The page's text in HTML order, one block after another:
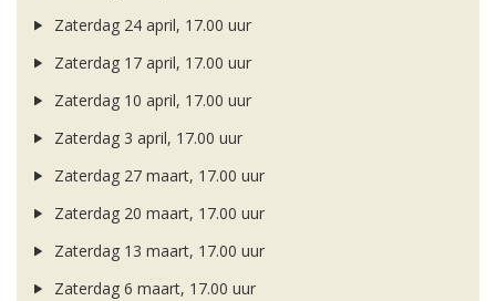
Zaterdag 24 april, 17.00 uur
Zaterdag 17 april, 17.00 uur
Zaterdag 10 april, 17.00 uur
Zaterdag 3 april, 17.00 uur
Zaterdag 27 maart, 17.00 uur
Zaterdag 20 maart, 17.00 uur
Zaterdag 13 maart, 17.00 uur
Zaterdag 6 maart, 17.00 uur